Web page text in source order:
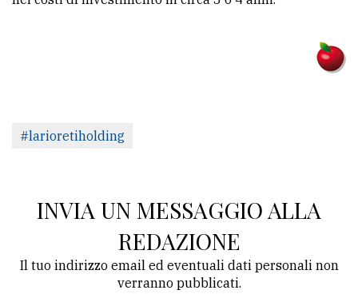
#larioretiholding
INVIA UN MESSAGGIO ALLA
REDAZIONE
Il tuo indirizzo email ed eventuali dati personali non
verranno pubblicati.